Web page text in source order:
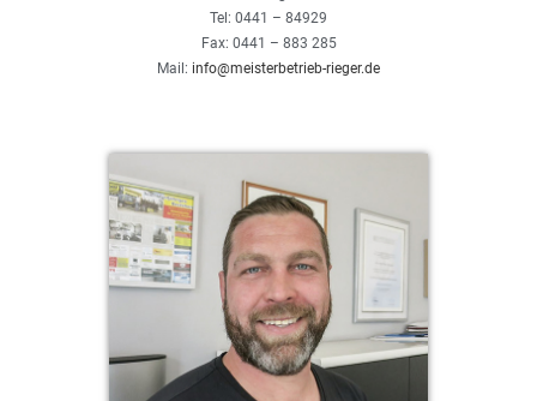
Tel: 0441 – 84929
Fax: 0441 – 883 285
Mail: info@meisterbetrieb-rieger.de